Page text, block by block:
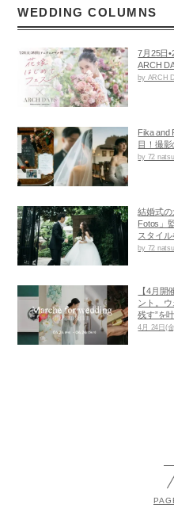
WEDDING COLUMNS
7月25日
ARCH
by ARCH
Fika and
目！撮
by 72 natsu
結婚式の
Fotos」
スタイル
by 72 natsu
【4月開
ント。ウ
残す”を
4月 24日(